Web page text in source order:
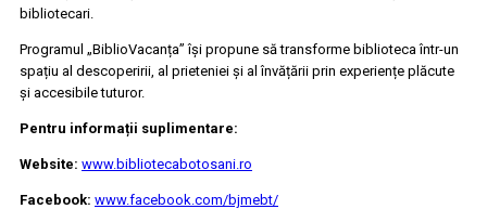
bibliotecari.
Programul „BiblioVacanța” își propune să transforme biblioteca într-un
spațiu al descoperirii, al prieteniei și al învățării prin experiențe plăcute
și accesibile tuturor.
Pentru informații suplimentare:
Website: www.bibliotecabotosani.ro
Facebook: www.facebook.com/bjmebt/